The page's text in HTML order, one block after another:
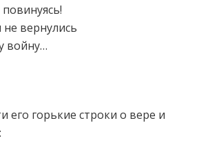
вернулись
войну…
его горькие строки о вере и